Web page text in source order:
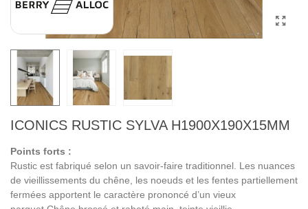
ICONICS RUSTIC SYLVA H1900X190X15MM
Points forts :
Rustic est fabriqué selon un savoir-faire traditionnel. Les nuances
de vieillissements du chêne, les noeuds et les fentes partiellement
fermées apportent le caractère prononcé d’un vieux